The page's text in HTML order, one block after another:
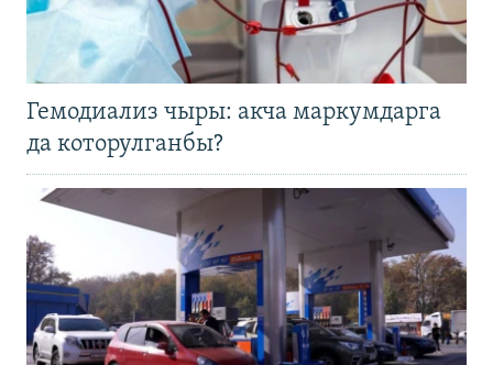
Гемодиализ чыры: акча маркумдарга
да которулганбы?